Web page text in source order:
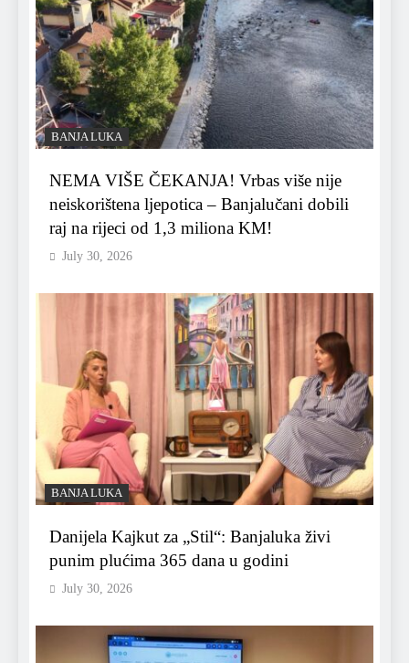
BANJA LUKA
NEMA VIŠE ČEKANJA! Vrbas više nije
neiskorištena ljepotica – Banjalučani dobili
raj na rijeci od 1,3 miliona KM!
July 30, 2026
BANJA LUKA
Danijela Kajkut za „Stil“: Banjaluka živi
punim plućima 365 dana u godini
July 30, 2026